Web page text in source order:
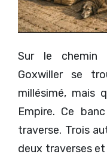
Sur le chemin
Goxwiller se
millésimé, mais
Empire. Ce
traverse. Trois
deux traverses